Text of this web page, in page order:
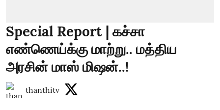
Special Report | கச்சா
எண்ணெய்க்கு மாற்று.. மத்திய
அரசின் மாஸ் மிஷன்..!
thanthitv